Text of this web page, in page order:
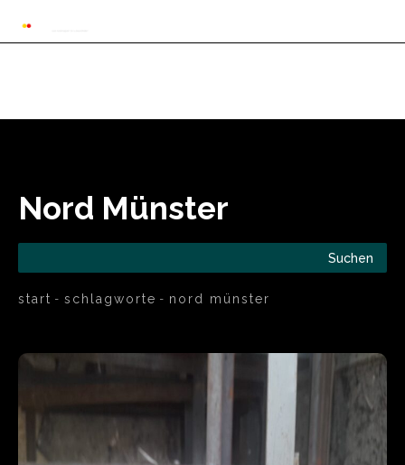
Nord Münster
Suchen
start schlagworte nord münster